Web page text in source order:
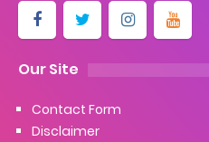
Our Site
Contact Form
Disclaimer